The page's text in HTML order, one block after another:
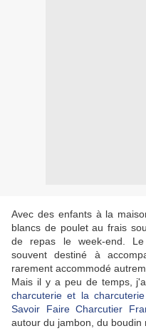
Avec des enfants à la
blancs de poulet au frais
de repas le week-end.
souvent destiné à
rarement accommodé
Mais il y a peu de temps,
charcuterie et la
Savoir Faire Charcutier
autour du jambon, du boudin